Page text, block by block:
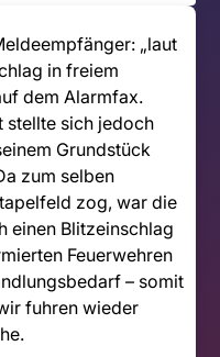
„laut
in freiem
dem Alarmfax.
stellte sich jedoch
Grundstück
zum selben
zog, war die
einen Blitzeinschlag
Feuerwehren
– somit
fuhren wieder